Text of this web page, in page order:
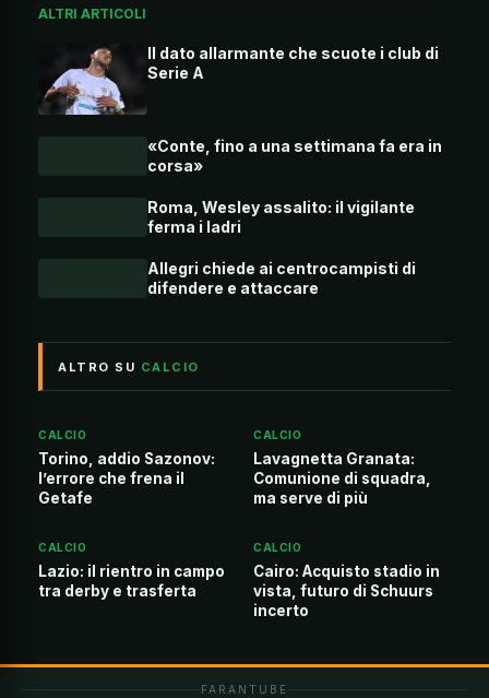
ALTRI ARTICOLI
Il dato allarmante che scuote i club di
Serie A
«Conte, fino a una settimana fa era in
corsa»
Roma, Wesley assalito: il vigilante
ferma i ladri
Allegri chiede ai centrocampisti di
difendere e attaccare
ALTRO SU CALCIO
CALCIO
Torino, addio Sazonov:
l’errore che frena il
Getafe
CALCIO
Lavagnetta Granata:
Comunione di squadra,
ma serve di più
CALCIO
Lazio: il rientro in campo
tra derby e trasferta
CALCIO
Cairo: Acquisto stadio in
vista, futuro di Schuurs
incerto
FARANTUBE